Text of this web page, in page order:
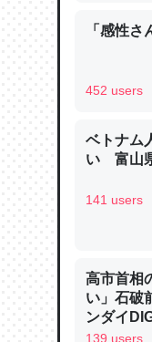
論文で
は」とあ
─ニュース
類だと殻
─ニュース
「感性
452 users
ベトナム
い 富山
141 users
高市首相
い」石破
ンダイ
139 users